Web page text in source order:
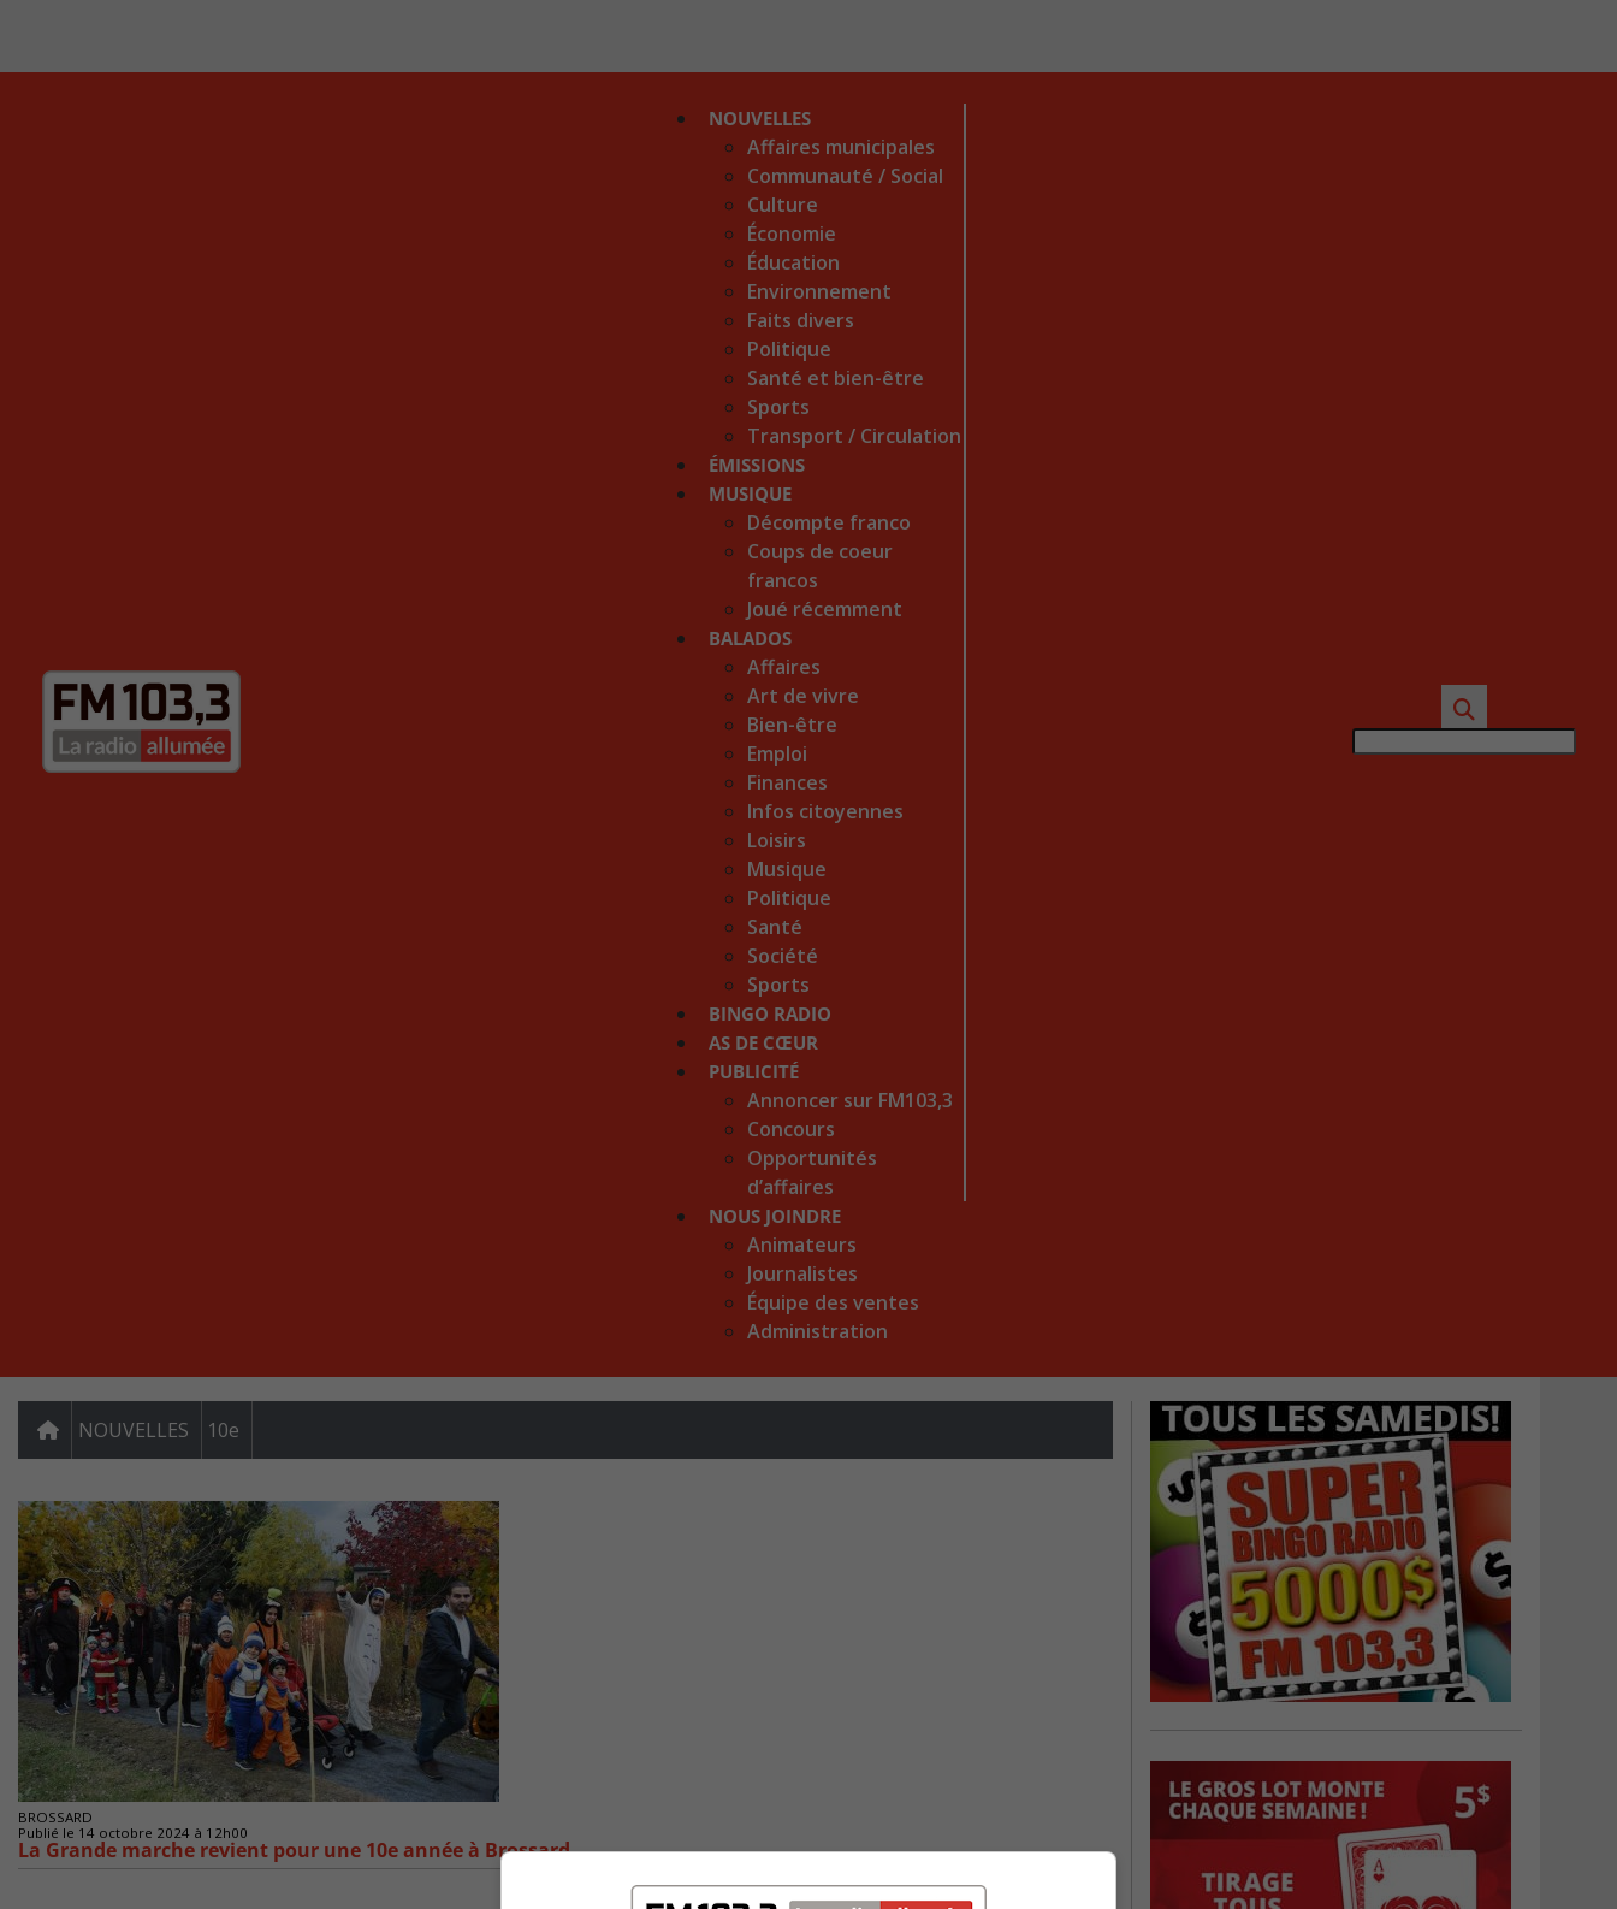
NOUVELLES
Affaires municipales
Communauté / Social
Culture
Économie
Éducation
Environnement
Faits divers
Politique
Santé et bien-être
Sports
Transport / Circulation
ÉMISSIONS
MUSIQUE
Décompte franco
Coups de coeur
francos
Joué récemment
BALADOS
Affaires
Art de vivre
Bien-être
Emploi
Finances
Infos citoyennes
Loisirs
Musique
Politique
Santé
Société
Sports
BINGO RADIO
AS DE CŒUR
PUBLICITÉ
Annoncer sur FM103,3
Concours
Opportunités
d’affaires
NOUS JOINDRE
Animateurs
Journalistes
Équipe des ventes
Administration
NOUVELLES 10e
BROSSARD
Publié le 14 octobre 2024 à 12h00
La Grande marche revient pour une 10e année à Brossard